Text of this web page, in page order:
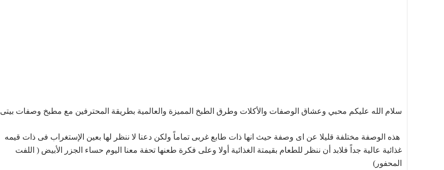
سلام الله عليكم محبي وعشاق الوصفات والأكلات وطرق الطبخ المميزة والعالمية بطريقة المحترفين مع مطبخ وصفات بيتى
هذه الوصفة مختلفة قليلا عن اى وصفة حيث انها ذات طابع غربى تماماً ولكن دعنا لا ننظر لها بعين الإستغراب فى ذات قيمه
غذائية عالية جداً فلابد أن ننظر للطعام بقيمتة الغذائية أولا وعلى فكرة طعنها تحفة معنا اليوم حساء الجزر الأبيض ( اللفت
المحفور)